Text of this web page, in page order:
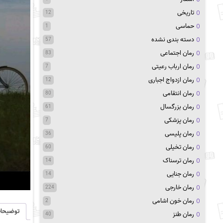
تاریخی 12
حماسی 1
دسته بندی نشده 57
رمان اجتماعی 83
رمان ارباب رعیتی 7
رمان ازدواج اجباری 12
رمان انتقامی 80
رمان بزرگسال 61
رمان پزشکی 7
رمان پلیسی 36
رمان تخیلی 60
رمان ترسناک 14
رمان جنایی 14
رمان خارجی 224
رمان خون اشامی 2
رمان طنز 40